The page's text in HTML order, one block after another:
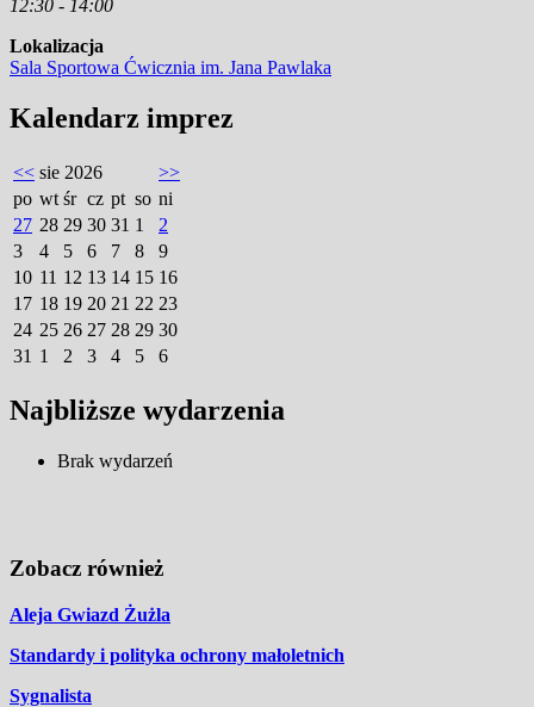
12:30 - 14:00
Lokalizacja
Sala Sportowa Ćwicznia im. Jana Pawlaka
Kalendarz imprez
<< sie 2026
>>
po wt śr cz pt so ni
27 28 29 30 31 1
2
3
4 5 6 7 8
9
10 11 12 13 14 15 16
17 18 19 20 21 22 23
24 25 26 27 28 29 30
31 1 2 3 4 5 6
Najbliższe wydarzenia
Brak wydarzeń
Zobacz również
Aleja Gwiazd Żużla
Standardy i polityka ochrony małoletnich
Sygnalista